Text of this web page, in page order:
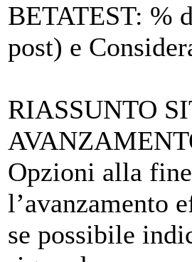
BETATEST: %
post) e
RIASSUNTO
Opzioni alla
l’avanzamento
se possibile